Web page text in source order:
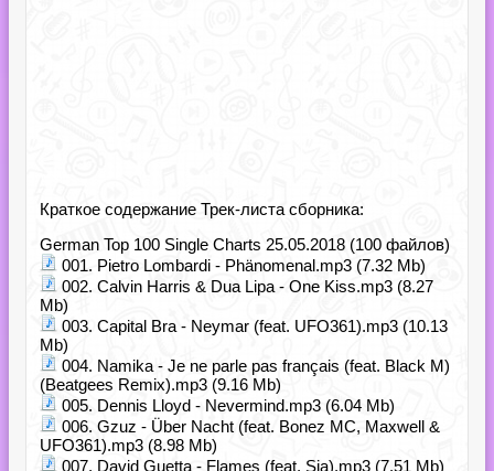
Краткое содержание Трек-листа сборника:
German Top 100 Single Charts 25.05.2018 (100 файлов)
001. Pietro Lombardi - Phänomenal.mp3 (7.32 Mb)
002. Calvin Harris & Dua Lipa - One Kiss.mp3 (8.27
Mb)
003. Capital Bra - Neymar (feat. UFO361).mp3 (10.13
Mb)
004. Namika - Je ne parle pas français (feat. Black M)
(Beatgees Remix).mp3 (9.16 Mb)
005. Dennis Lloyd - Nevermind.mp3 (6.04 Mb)
006. Gzuz - Über Nacht (feat. Bonez MC, Maxwell &
UFO361).mp3 (8.98 Mb)
007. David Guetta - Flames (feat. Sia).mp3 (7.51 Mb)